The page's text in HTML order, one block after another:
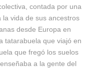
contada por una
vida de sus ancestros
desde Europa en
tatarabuela que viajó en
que fregó los suelos
a la gente del